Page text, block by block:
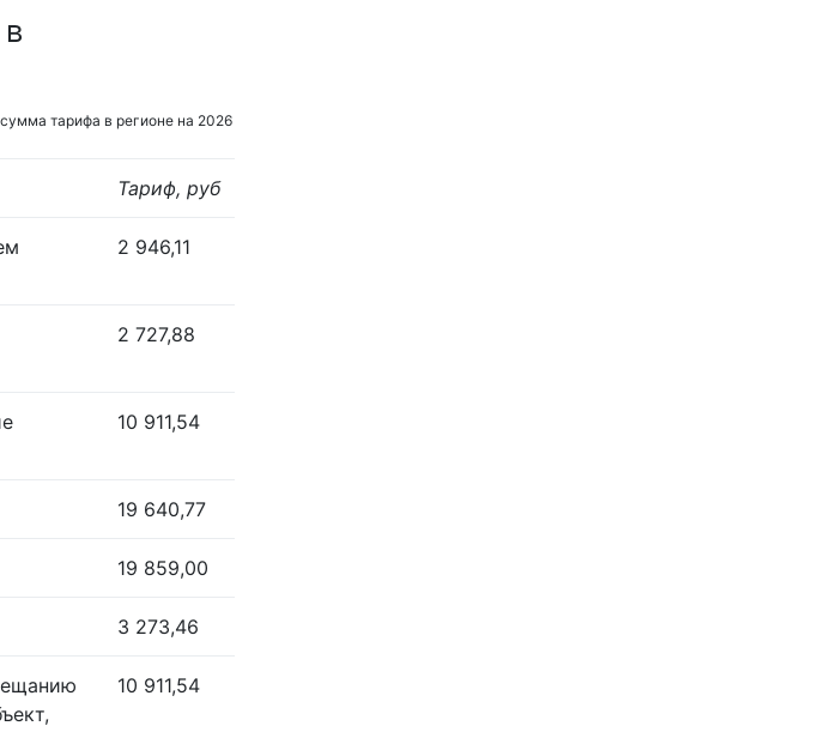
тарифа в регионе на 2026
Тариф, руб
2 946,11
2 727,88
10 911,54
19 640,77
19 859,00
3 273,46
10 911,54